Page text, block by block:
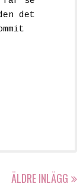
det
ÄLDRE INLÄGG